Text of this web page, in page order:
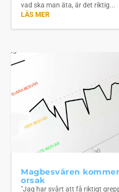
vad ska man äta, är det riktig...
LÄS MER
Magbesvären
orsak
"Jag har svårt att få riktigt